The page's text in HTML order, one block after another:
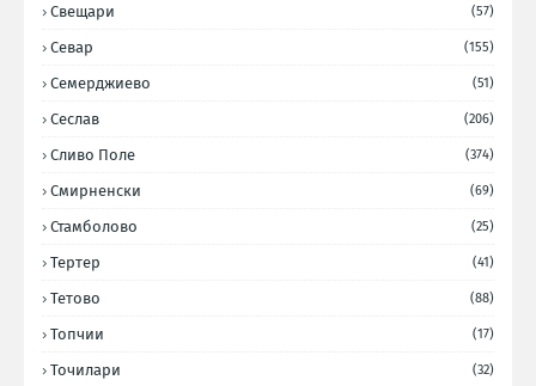
Свещари (57)
Севар (155)
Семерджиево (51)
Сеслав (206)
Сливо Поле (374)
Смирненски (69)
Стамболово (25)
Тертер (41)
Тетово (88)
Топчии (17)
Точилари (32)